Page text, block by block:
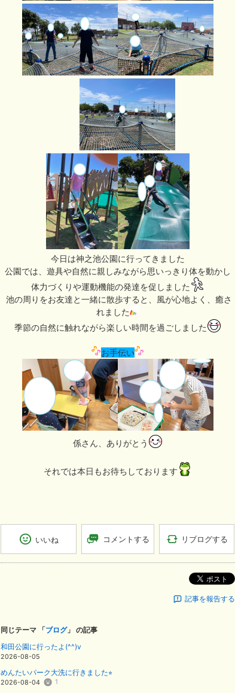
今日は神之池公園に行ってきました
公園では、遊具や自然に親しみながら思いっきり体を動かし
体力づくりや運動機能の発達を促しました
池の周りをお友達と一緒に散歩すると、風が心地よく、癒さ
れました
季節の自然に触れながら楽しい時間を過ごしました
お手伝い
係さん、ありがとう
それでは本日もお待ちしております
いいね コメントする リブログする
ポスト
記事を報告する
同じテーマ 「ブログ」 の記事
和田公園に行ったよ(^^)v
2026-08-05
めんたいパーク大洗に行きました⭐︎
2026-08-04 1